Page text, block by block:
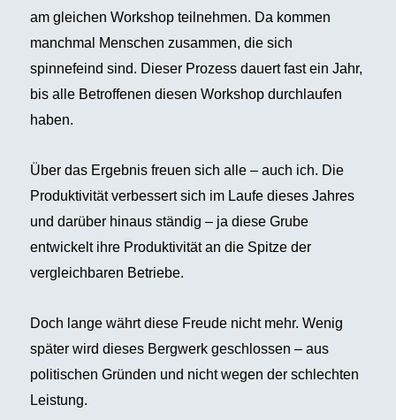
am gleichen Workshop teilnehmen. Da kommen
manchmal Menschen zusammen, die sich
spinnefeind sind. Dieser Prozess dauert fast ein Jahr,
bis alle Betroffenen diesen Workshop durchlaufen
haben.
Über das Ergebnis freuen sich alle – auch ich. Die
Produktivität verbessert sich im Laufe dieses Jahres
und darüber hinaus ständig – ja diese Grube
entwickelt ihre Produktivität an die Spitze der
vergleichbaren Betriebe.
Doch lange währt diese Freude nicht mehr. Wenig
später wird dieses Bergwerk geschlossen – aus
politischen Gründen und nicht wegen der schlechten
Leistung.